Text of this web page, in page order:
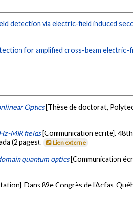
detection via electric-field induced
for amplified cross-beam electric-
Optics [Thèse de doctorat,
MIR fields [Communication écrite]. 48th
(2 pages).
Lien externe
quantum optics [Communication
Dans 89e Congrès de l'Acfas,